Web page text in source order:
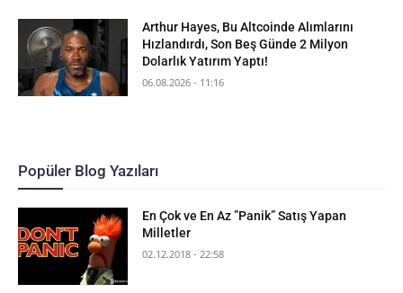
Arthur Hayes, Bu Altcoinde Alımlarını
Hızlandırdı, Son Beş Günde 2 Milyon
Dolarlık Yatırım Yaptı!
06.08.2026 - 11:16
Popüler Blog Yazıları
En Çok ve En Az ”Panik” Satış Yapan
Milletler
02.12.2018 - 22:58